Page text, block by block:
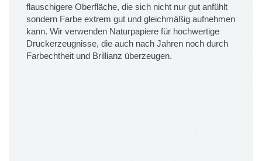
flauschigere Oberfläche, die sich nicht nur gut anfühlt
sondern Farbe extrem gut und gleichmäßig aufnehmen
kann. Wir verwenden Naturpapiere für hochwertige
Druckerzeugnisse, die auch nach Jahren noch durch
Farbechtheit und Brillianz überzeugen.